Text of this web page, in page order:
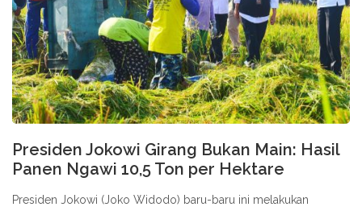
Presiden Jokowi Girang Bukan Main: Hasil
Panen Ngawi 10,5 Ton per Hektare
Presiden Jokowi (Joko Widodo) baru-baru ini melakukan